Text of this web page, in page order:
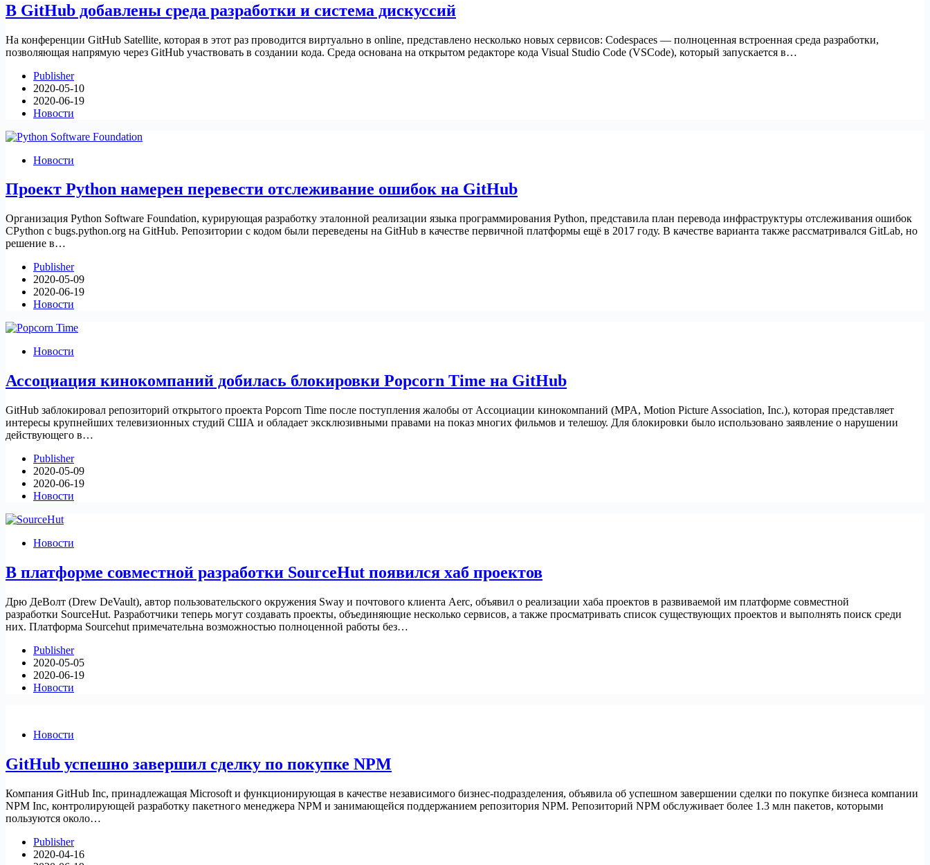
В GitHub добавлены среда разработки и система дискуссий
На конференции GitHub Satellite, которая в этот раз проводится виртуально в online, представлено несколько новых сервисов: Codespaces — полноценная встроенная среда разработки,
позволяющая напрямую через GitHub участвовать в создании кода. Среда основана на открытом редакторе кода Visual Studio Code (VSCode), который запускается в…
Publisher
2020-05-10
2020-06-19
Новости
Новости
Проект Python намерен перевести отслеживание ошибок на GitHub
Организация Python Software Foundation, курирующая разработку эталонной реализации языка программирования Python, представила план перевода инфраструктуры отслеживания ошибок
CPython с bugs.python.org на GitHub. Репозитории с кодом были переведены на GitHub в качестве первичной платформы ещё в 2017 году. В качестве варианта также рассматривался GitLab, но
решение в…
Publisher
2020-05-09
2020-06-19
Новости
Новости
Ассоциация кинокомпаний добилась блокировки Popcorn Time на GitHub
GitHub заблокировал репозиторий открытого проекта Popcorn Time после поступления жалобы от Ассоциации кинокомпаний (MPA, Motion Picture Association, Inc.), которая представляет
интересы крупнейших телевизионных студий США и обладает эксклюзивными правами на показ многих фильмов и телешоу. Для блокировки было использовано заявление о нарушении
действующего в…
Publisher
2020-05-09
2020-06-19
Новости
Новости
В платформе совместной разработки SourceHut появился хаб проектов
Дрю ДеВолт (Drew DeVault), автор пользовательского окружения Sway и почтового клиента Aerc, объявил о реализации хаба проектов в развиваемой им платформе совместной
разработки SourceHut. Разработчики теперь могут создавать проекты, объединяющие несколько сервисов, а также просматривать список существующих проектов и выполнять поиск среди
них. Платформа Sourcehut примечательна возможностью полноценной работы без…
Publisher
2020-05-05
2020-06-19
Новости
Новости
GitHub успешно завершил сделку по покупке NPM
Компания GitHub Inc, принадлежащая Microsoft и функционирующая в качестве независимого бизнес-подразделения, объявила об успешном завершении сделки по покупке бизнеса компании
NPM Inc, контролирующей разработку пакетного менеджера NPM и занимающейся поддержанием репозитория NPM. Репозиторий NPM обслуживает более 1.3 млн пакетов, которыми
пользуются около…
Publisher
2020-04-16